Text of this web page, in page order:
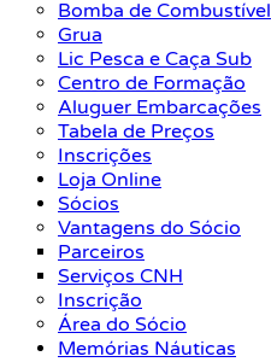
Bomba de Combustível
Grua
Lic Pesca e Caça Sub
Centro de Formação
Aluguer Embarcações
Tabela de Preços
Inscrições
Loja Online
Sócios
Vantagens do Sócio
Parceiros
Serviços CNH
Inscrição
Área do Sócio
Memórias Náuticas